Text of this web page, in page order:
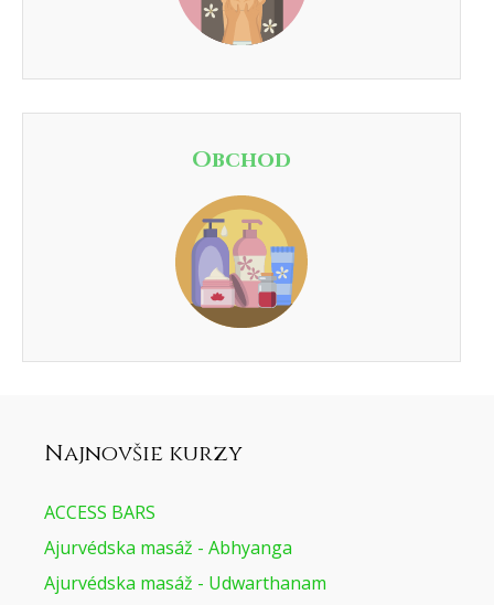
Obchod
Najnovšie kurzy
ACCESS BARS
Ajurvédska masáž - Abhyanga
Ajurvédska masáž - Udwarthanam